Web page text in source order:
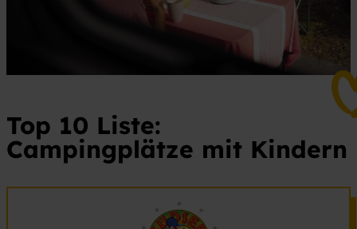
Top 10 Liste:
Campingplätze mit Kindern